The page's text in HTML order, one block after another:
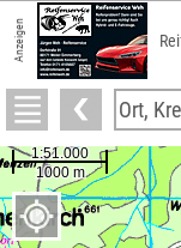
Anzeigen